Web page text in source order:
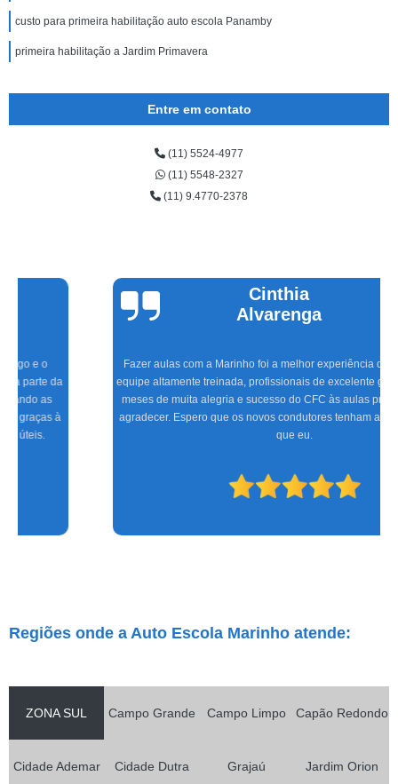
custo para primeira habilitação auto escola Panamby
primeira habilitação a Jardim Primavera
Entre em contato
(11) 5524-4977
(11) 5548-2327
(11) 9.4770-2378
Cinthia
Alvarenga
Fazer aulas com a Marinho foi a melhor experiência que tive, com uma
equipe altamente treinada, profissionais de excelente gabarito, foram seis
meses de muita alegria e sucesso do CFC às aulas práticas, só tenho a
agradecer. Espero que os novos condutores tenham a mesma satisfação
Regiões onde a Auto Escola Marinho atende:
ZONA SUL Campo Grande Campo Limpo Capão Redondo
Cidade Ademar Cidade Dutra Grajaú Jardim Orion